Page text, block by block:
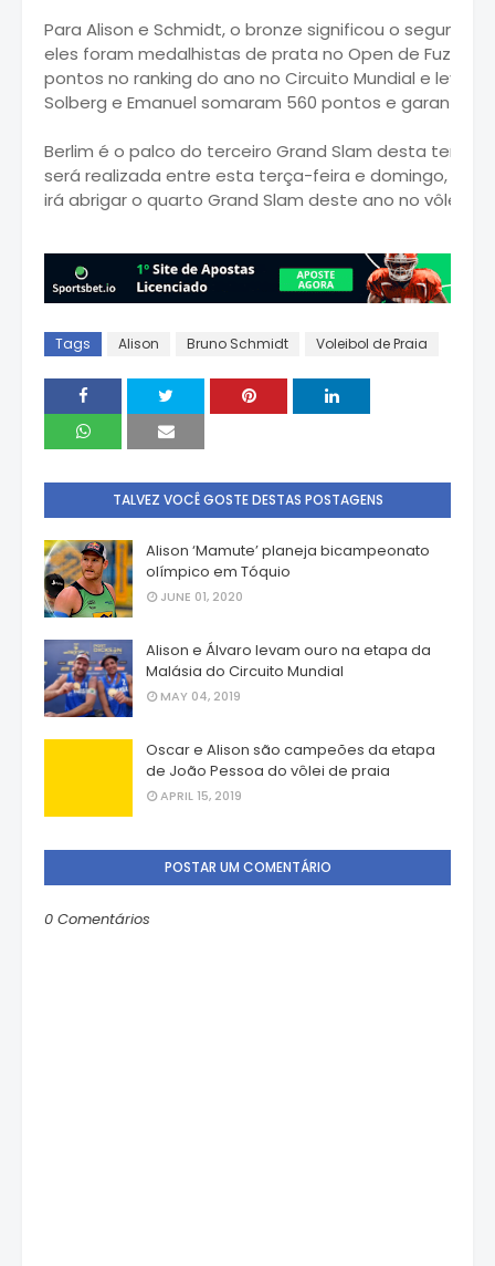
Para Alison e Schmidt, o bronze significou o
eles foram medalhistas de prata no Open de
pontos no ranking do ano no Circuito Mundial e levou
Solberg e Emanuel somaram 560 pontos e
Berlim é o palco do terceiro Grand Slam desta
será realizada entre esta terça-feira e domingo, em
irá abrigar o quarto Grand Slam deste ano no vôlei de
Tags Alison Bruno Schmidt Voleibol de Praia
TALVEZ VOCÊ GOSTE DESTAS POSTAGENS
Alison ‘Mamute’ planeja bicampeonato
olímpico em Tóquio
JUNE 01, 2020
Alison e Álvaro levam ouro na etapa da
Malásia do Circuito Mundial
MAY 04, 2019
Oscar e Alison são campeões da etapa
de João Pessoa do vôlei de praia
APRIL 15, 2019
POSTAR UM COMENTÁRIO
0 Comentários